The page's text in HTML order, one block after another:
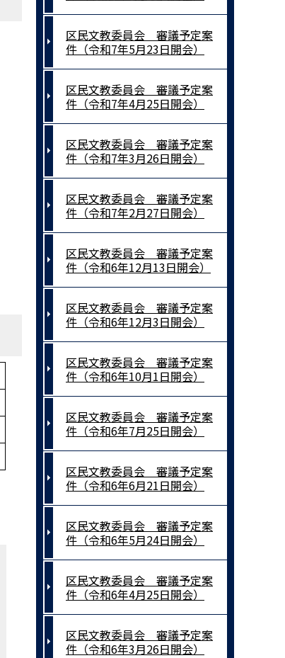
区民文教委員会 審議予定案
件（令和7年5月23日開会）
区民文教委員会 審議予定案
件（令和7年4月25日開会）
区民文教委員会 審議予定案
件（令和7年3月26日開会）
区民文教委員会 審議予定案
件（令和7年2月27日開会）
区民文教委員会 審議予定案
件（令和6年12月13日開会）
区民文教委員会 審議予定案
件（令和6年12月3日開会）
区民文教委員会 審議予定案
件（令和6年10月1日開会）
区民文教委員会 審議予定案
件（令和6年7月25日開会）
区民文教委員会 審議予定案
件（令和6年6月21日開会）
区民文教委員会 審議予定案
件（令和6年5月24日開会）
区民文教委員会 審議予定案
件（令和6年4月25日開会）
区民文教委員会 審議予定案
件（令和6年3月26日開会）